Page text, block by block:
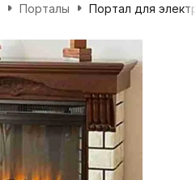
Порталы Портал для